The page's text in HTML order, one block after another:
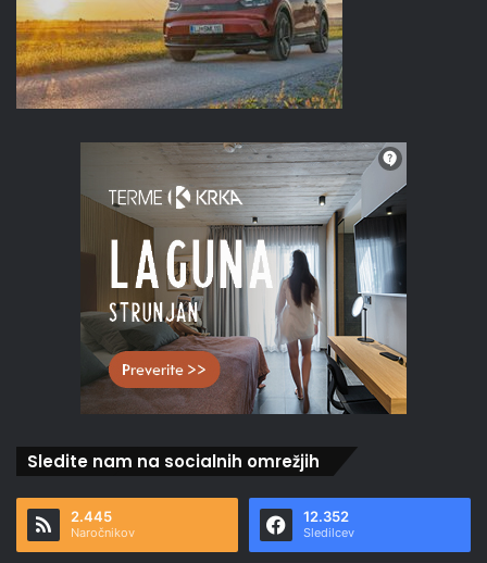
Sledite nam na socialnih omrežjih
2.445
Naročnikov
12.352
Sledilcev